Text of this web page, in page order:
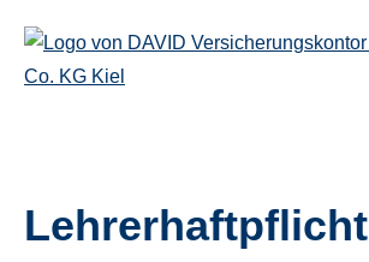
Lehrerhaftpflicht